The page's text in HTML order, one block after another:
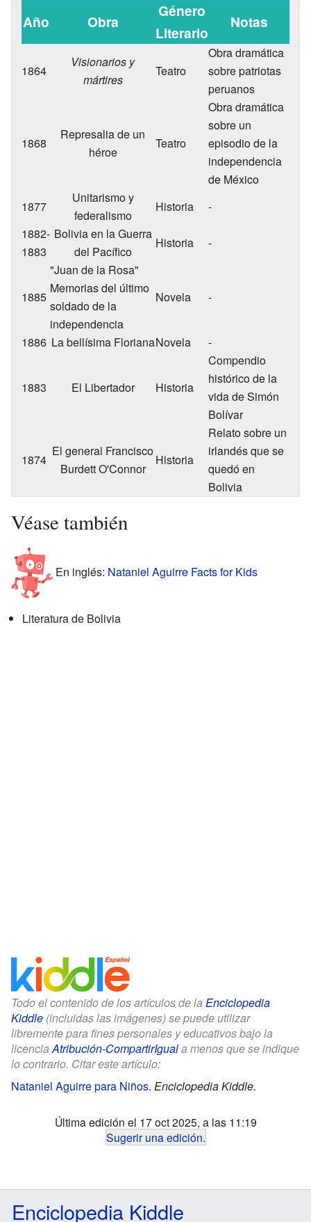
Año Obra
Género
Literario
Notas
1864
Visionarios y
mártires
Teatro
Obra dramática
sobre patriotas
peruanos
1868
Represalia de un
héroe
Teatro
Obra dramática
sobre un
episodio de la
independencia
de México
1877
Unitarismo y
federalismo
Historia
-
1882-
1883
Bolivia en la Guerra
del Pacífico
Historia -
1885
"Juan de la Rosa"
Memorias del último
soldado de la
independencia
Novela -
1886 La bellísima FlorianaNovela -
1883 El Libertador Historia
Compendio
histórico de la
vida de Simón
Bolívar
1874
El general Francisco
Burdett O'Connor
Historia
Relato sobre un
irlandés que se
quedó en
Bolivia
Véase también
En inglés: Nataniel Aguirre Facts for Kids
Literatura de Bolivia
Todo el contenido de los artículos de la Enciclopedia
Kiddle (incluidas las imágenes) se puede utilizar
libremente para fines personales y educativos bajo la
licenciaAtribución-CompartirIguala menos que se indique
lo contrario. Citar este artículo:
Nataniel Aguirre para Niños. Enciclopedia Kiddle.
Última edición el 17 oct 2025, a las 11:19
Sugerir una edición.
Enciclopedia Kiddle